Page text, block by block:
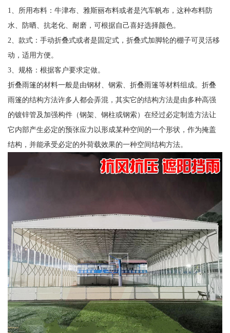
1、所用布料：牛津布、雅斯丽布料或者是汽车帆布，这种布料防
水、防晒、抗老化、耐磨，可根据自己喜好选择颜色。
2、款式：手动折叠式或者是固定式，折叠式加脚轮的棚子可灵活移
动，适用方便。
3、规格：根据客户要求定做。
折叠雨篷的材料一般是由钢材、钢索、折叠雨篷等材料组成。折叠
雨篷的结构方法许多人都会弄混，其实它的结构方法是由多种高强
的镀锌管及加强构件（钢架、钢柱或钢索）在经过必定制造方法让
它内部产生必定的预张应力以形成某种空间的一个形状，作为掩盖
结构，并能承受必定的外荷载效果的一种空间结构方法。